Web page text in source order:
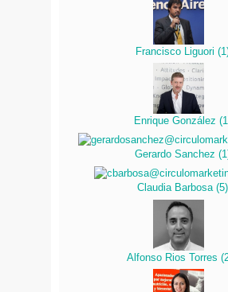
Francisco Liguori (1
Enrique González (1
Gerardo Sanchez (1
Claudia Barbosa (5)
Alfonso Rios Torres (